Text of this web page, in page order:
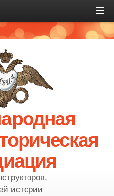
истории